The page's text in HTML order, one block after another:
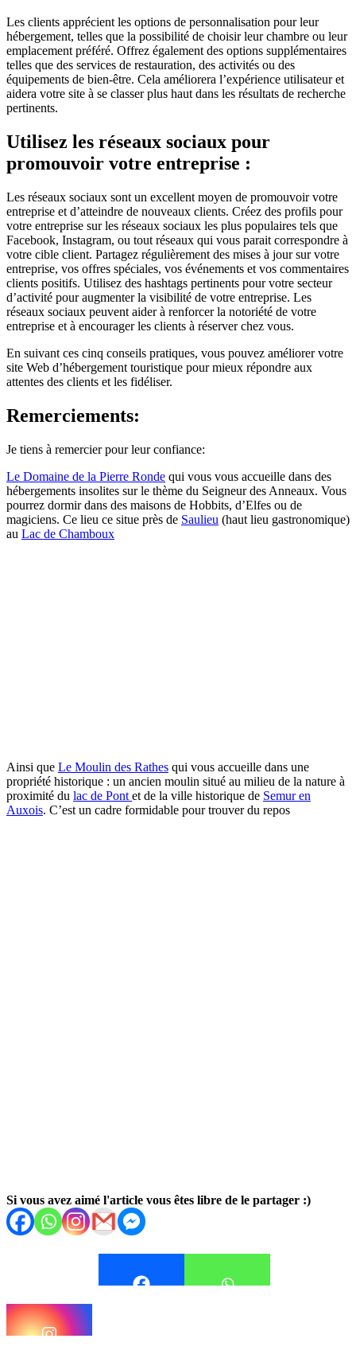
Les clients apprécient les options de personnalisation pour leur
hébergement, telles que la possibilité de choisir leur chambre ou leur
emplacement préféré. Offrez également des options supplémentaires
telles que des services de restauration, des activités ou des
équipements de bien-être. Cela améliorera l’expérience utilisateur et
aidera votre site à se classer plus haut dans les résultats de recherche
pertinents.
Utilisez les réseaux sociaux pour
promouvoir votre entreprise :
Les réseaux sociaux sont un excellent moyen de promouvoir votre
entreprise et d’atteindre de nouveaux clients. Créez des profils pour
votre entreprise sur les réseaux sociaux les plus populaires tels que
Facebook, Instagram, ou tout réseaux qui vous parait correspondre à
votre cible client. Partagez régulièrement des mises à jour sur votre
entreprise, vos offres spéciales, vos événements et vos commentaires
clients positifs. Utilisez des hashtags pertinents pour votre secteur
d’activité pour augmenter la visibilité de votre entreprise. Les
réseaux sociaux peuvent aider à renforcer la notoriété de votre
entreprise et à encourager les clients à réserver chez vous.
En suivant ces cinq conseils pratiques, vous pouvez améliorer votre
site Web d’hébergement touristique pour mieux répondre aux
attentes des clients et les fidéliser.
Remerciements:
Je tiens à remercier pour leur confiance:
Le Domaine de la Pierre Ronde qui vous vous accueille dans des
hébergements insolites sur le thème du Seigneur des Anneaux. Vous
pourrez dormir dans des maisons de Hobbits, d’Elfes ou de
magiciens. Ce lieu ce situe près de Saulieu (haut lieu gastronomique)
au Lac de Chamboux
Ainsi que Le Moulin des Rathes qui vous accueille dans une
propriété historique : un ancien moulin situé au milieu de la nature à
proximité du lac de Pont et de la ville historique de Semur en
Auxois. C’est un cadre formidable pour trouver du repos
Si vous avez aimé l'article vous êtes libre de le partager :)